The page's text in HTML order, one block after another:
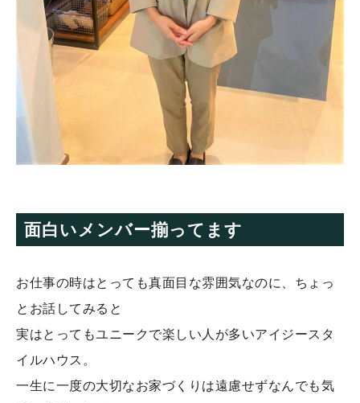
面白いメンバー揃ってます
お仕事の時はとっても真面目な雰囲気なのに、ちょっ
とお話してみると
実はとってもユニークで楽しい人が多いアイジースタ
イルハウス。
一生に一度の大切なお家づくりは遠慮せずなんでも気